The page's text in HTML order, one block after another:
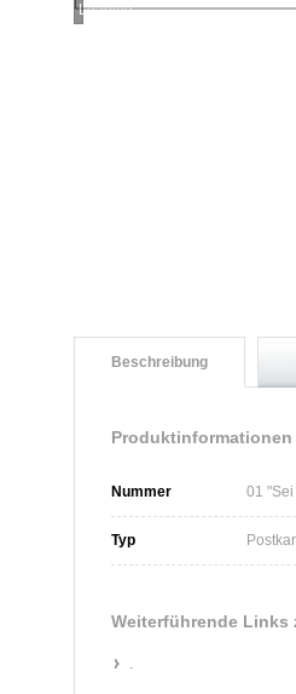
Loading...
Beschreibung
Nummer 01
Typ
Weiterführende Links
.